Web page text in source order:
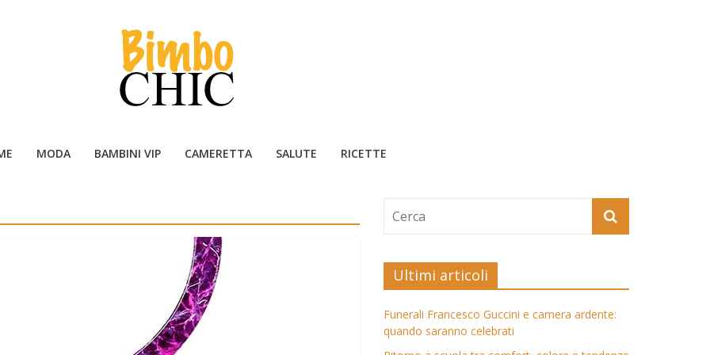
MODA BAMBINI VIP CAMERETTA SALUTE RICETTE
Ultimi articoli
Funerali Francesco Guccini e camera ardente:
quando saranno celebrati